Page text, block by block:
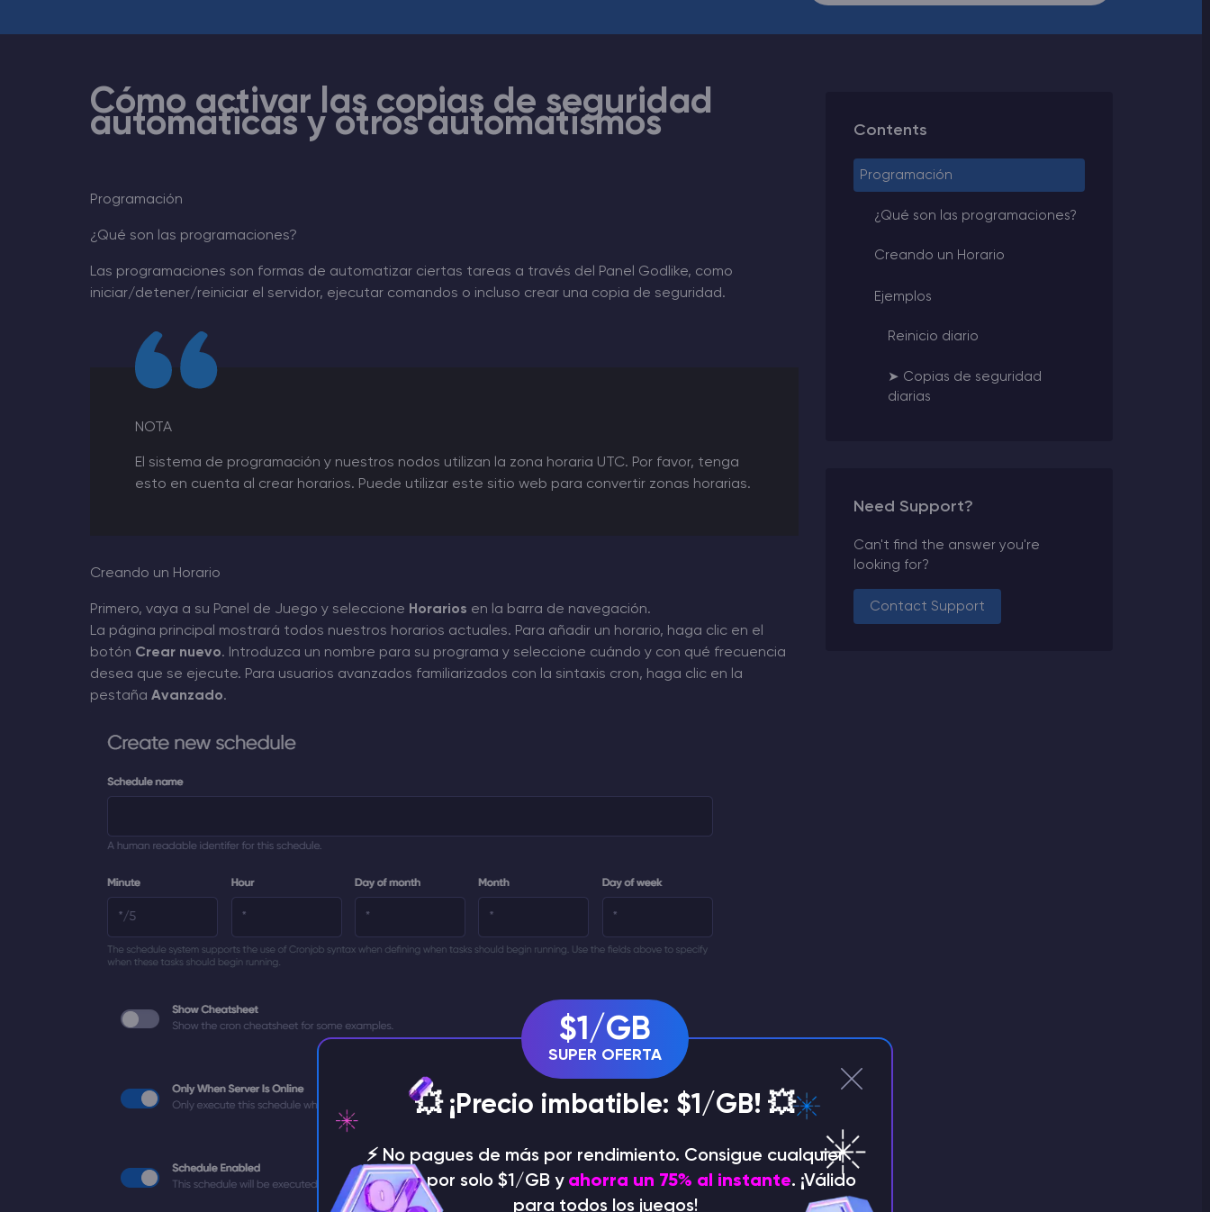
Cómo activar las copias de seguridad
automáticas y otros automatismos
Programación
¿Qué son las programaciones?
Las programaciones son formas de automatizar ciertas tareas a través del Panel Godlike, como
iniciar/detener/reiniciar el servidor, ejecutar comandos o incluso crear una copia de seguridad.
NOTA
El sistema de programación y nuestros nodos utilizan la zona horaria UTC. Por favor, tenga
esto en cuenta al crear horarios. Puede utilizar este sitio web para convertir zonas horarias.
Creando un Horario
Primero, vaya a su Panel de Juego y seleccione Horarios en la barra de navegación.
La página principal mostrará todos nuestros horarios actuales. Para añadir un horario, haga clic en el
botón Crear nuevo. Introduzca un nombre para su programa y seleccione cuándo y con qué frecuencia
desea que se ejecute. Para usuarios avanzados familiarizados con la sintaxis cron, haga clic en la
pestaña Avanzado.
Contents
Programación
¿Qué son las programaciones?
Creando un Horario
Ejemplos
Reinicio diario
➤ Copias de seguridad
diarias
Need Support?
Can't find the answer you're
looking for?
Contact Support
$1/GB
SUPER OFERTA
💥 ¡Precio imbatible: $1/GB! 💥
⚡️ No pagues de más por rendimiento. Consigue cualquier
servidor por solo $1/GB y ahorra un 75% al instante. ¡Válido
para todos los juegos!